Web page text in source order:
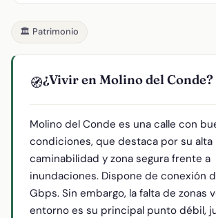
🏛️ Patrimonio
🧭¿Vivir en Molino del Conde?
Molino del Conde es una calle con
condiciones, que destaca por su alta
caminabilidad y zona segura frente a
inundaciones. Dispone de conexión
Gbps. Sin embargo, la falta de zonas
entorno es su principal punto débil,